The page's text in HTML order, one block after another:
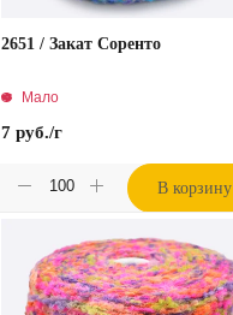
2651 / Закат Соренто
Мало
7руб./г
В корзину